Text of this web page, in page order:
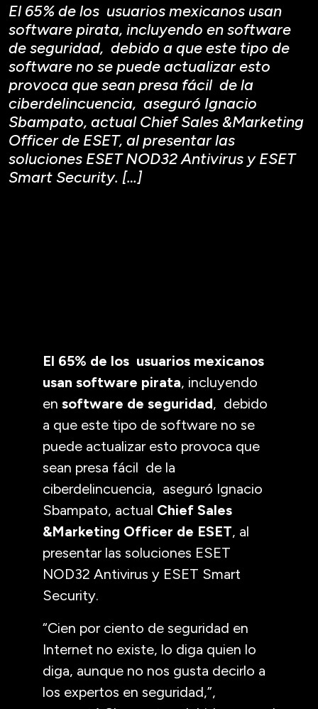
El 65% de los usuarios mexicanos usan
software pirata, incluyendo en software
de seguridad, debido a que este tipo de
software no se puede actualizar esto
provoca que sean presa fácil de la
ciberdelincuencia, aseguró Ignacio
Sbampato, actual Chief Sales &Marketing
Officer de ESET, al presentar las
soluciones ESET NOD32 Antivirus y ESET
Smart Security. […]
El 65% de los usuarios mexicanos
usan software pirata, incluyendo
en software de seguridad, debido
a que este tipo de software no se
puede actualizar esto provoca que
sean presa fácil de la
ciberdelincuencia, aseguró Ignacio
Sbampato, actual Chief Sales
&Marketing Officer de ESET, al
presentar las soluciones ESET
NOD32 Antivirus y ESET Smart
Security.
“Cien por ciento de seguridad en
Internet no existe, lo diga quien lo
diga, aunque no nos gusta decirlo a
los expertos en seguridad,”,